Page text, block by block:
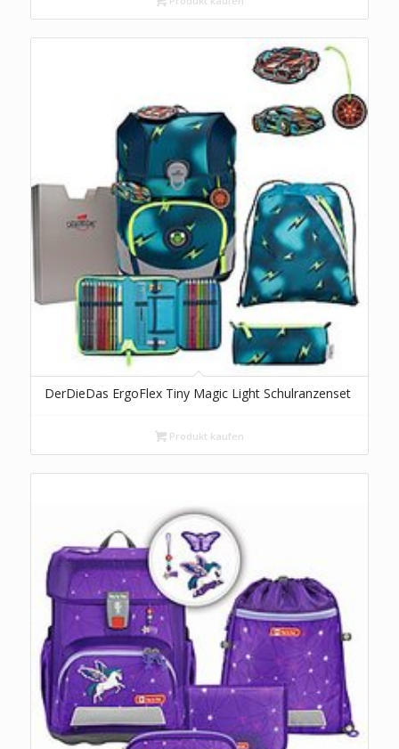
DerDieDas ErgoFlex Tiny Magic Light Schulranzenset
Produkt kaufen